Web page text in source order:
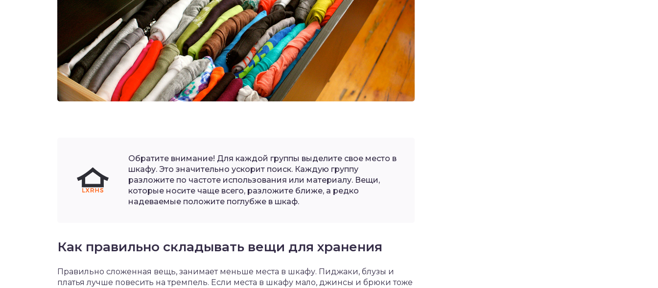
Обратите внимание! Для каждой группы выделите свое место в
шкафу. Это значительно ускорит поиск. Каждую группу
разложите по частоте использования или материалу. Вещи,
которые носите чаще всего, разложите ближе, а редко
надеваемые положите поглубже в шкаф.
Как правильно складывать вещи для хранения
Правильно сложенная вещь, занимает меньше места в шкафу. Пиджаки, блузы и
платья лучше повесить на тремпель. Если места в шкафу мало, джинсы и брюки тоже